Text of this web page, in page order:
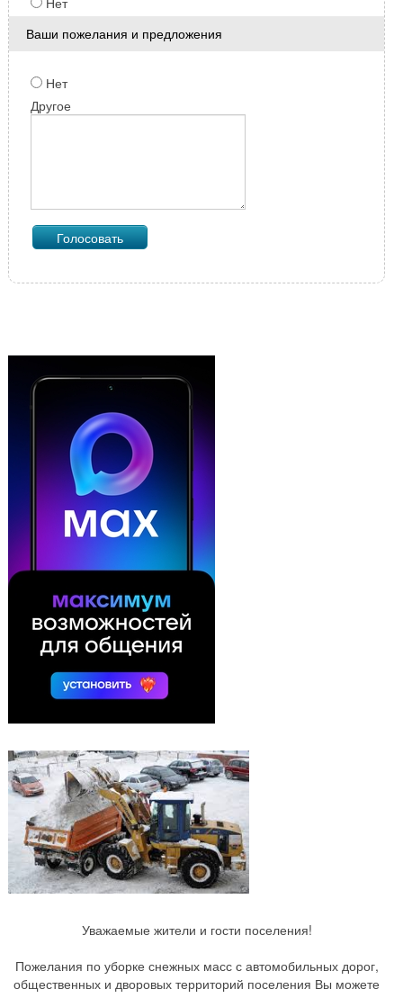
Ваши пожелания и предложения
Нет
Другое
Уважаемые жители и гости поселения!
Пожелания по уборке снежных масс с автомобильных дорог,
общественных и дворовых территорий поселения Вы можете